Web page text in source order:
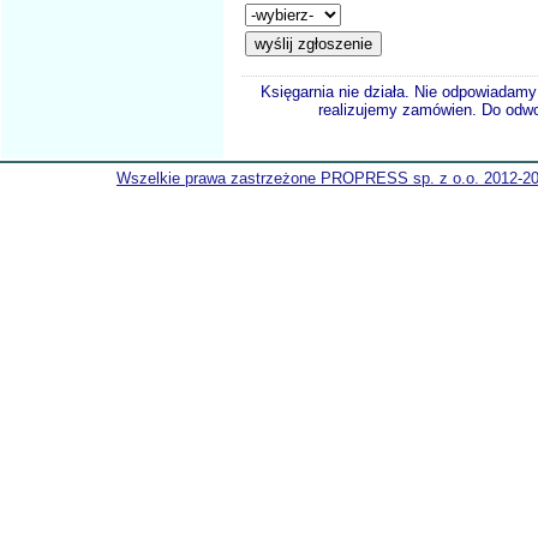
Księgarnia nie działa. Nie
realizujemy zamówien. Do
Wszelkie prawa zastrzeżone PROPRESS sp. z o.o. 2012-